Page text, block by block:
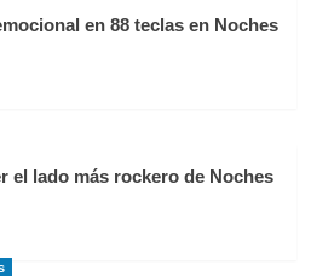
en 88 teclas en Noches
el lado más rockero de Noches